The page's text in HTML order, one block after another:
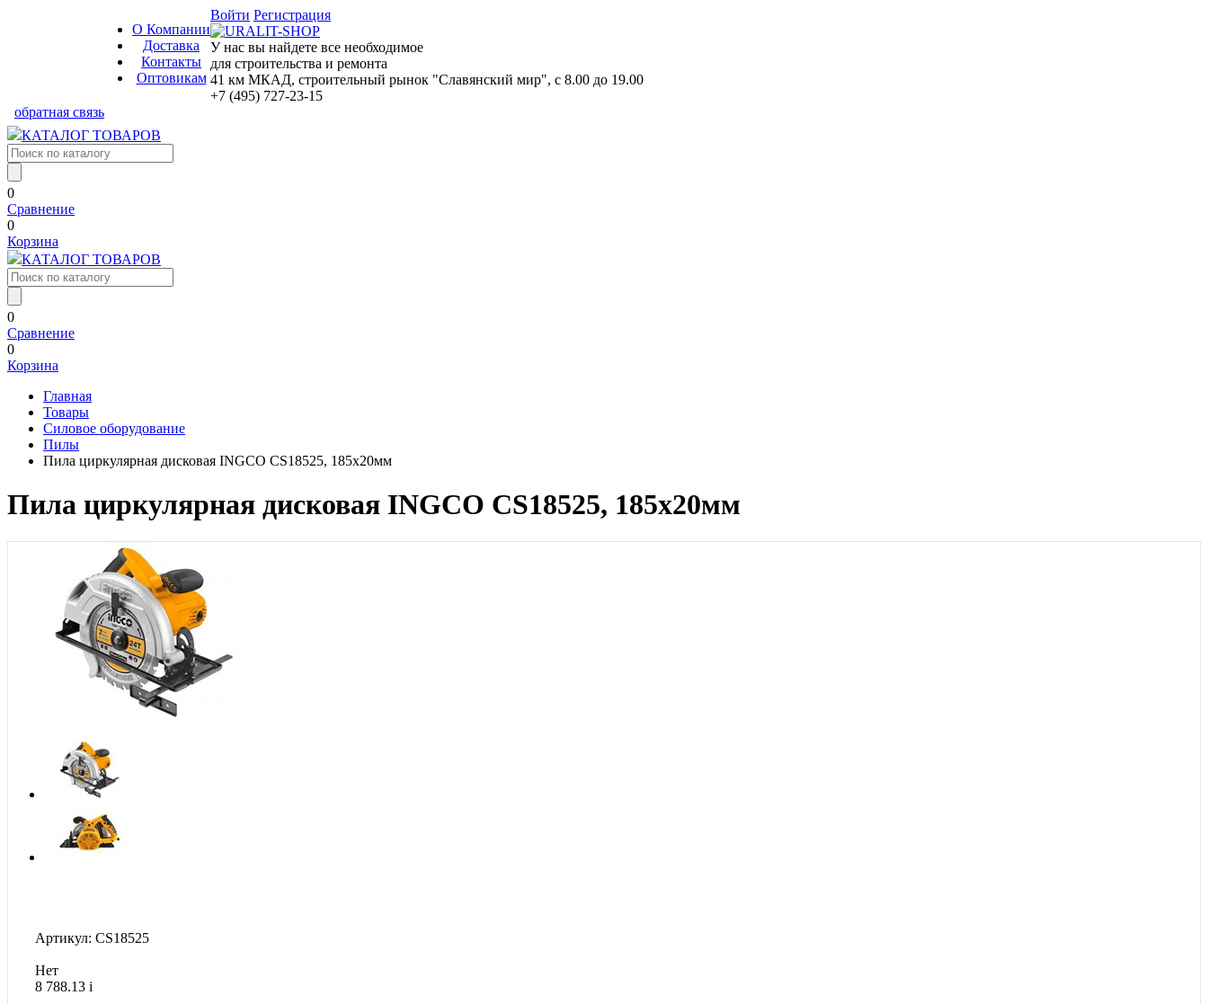
О Компании
Доставка
Контакты
Оптовикам
Войти Регистрация
У нас вы найдете все необходимое
для строительства и ремонта
41 км МКАД, строительный рынок "Славянский мир", с 8.00 до 19.00
+7 (495) 727-23-15
обратная связь
КАТАЛОГ ТОВАРОВ
0
Сравнение
0
Корзина
КАТАЛОГ ТОВАРОВ
0
Сравнение
0
Корзина
Главная
Товары
Силовое оборудование
Пилы
Пила циркулярная дисковая INGCO CS18525, 185х20мм
Пила циркулярная дисковая INGCO CS18525, 185х20мм
Артикул: CS18525
Нет
8 788.13 i